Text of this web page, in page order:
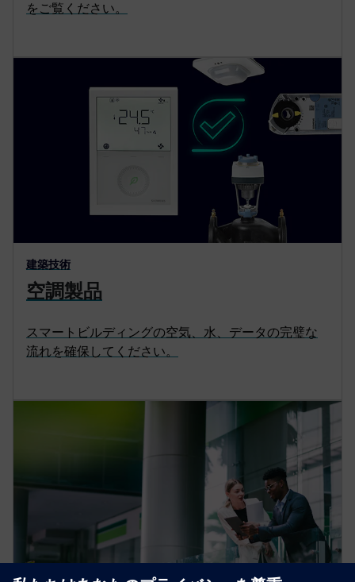
をご覧ください。
建築技術
空調製品
スマートビルディングの空気、水、データの完璧な
流れを確保してください。